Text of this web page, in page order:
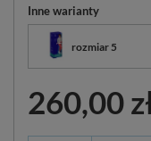
Inne warianty
rozmiar 5
260,00